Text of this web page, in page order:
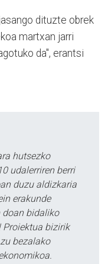
dituzte obrek
martxan jarri
da", erantsi
hutsezko
udalerriren berri
duzu aldizkaria
erakunde
doan bidaliko
Proiektua bizirik
bezalako